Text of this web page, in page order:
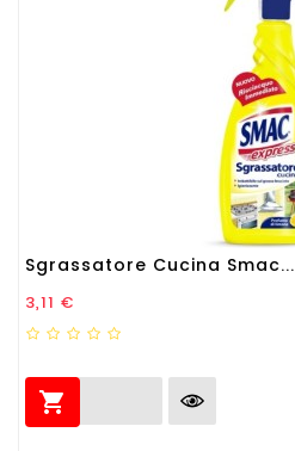
Sgrassatore Cucina Smac...
Prezzo
3,11 €
